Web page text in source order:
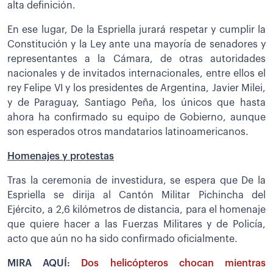
alta definición.
En ese lugar, De la Espriella jurará respetar y cumplir la
Constitución y la Ley ante una mayoría de senadores y
representantes a la Cámara, de otras autoridades
nacionales y de invitados internacionales, entre ellos el
rey Felipe VI y los presidentes de Argentina, Javier Milei,
y de Paraguay, Santiago Peña, los únicos que hasta
ahora ha confirmado su equipo de Gobierno, aunque
son esperados otros mandatarios latinoamericanos.
Homenajes y protestas
Tras la ceremonia de investidura, se espera que De la
Espriella se dirija al Cantón Militar Pichincha del
Ejército, a 2,6 kilómetros de distancia, para el homenaje
que quiere hacer a las Fuerzas Militares y de Policía,
acto que aún no ha sido confirmado oficialmente.
MIRA AQUÍ: Dos helicópteros chocan mientras